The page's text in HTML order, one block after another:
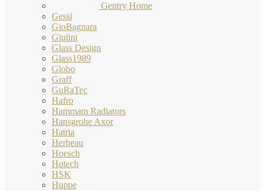
Gentry Home
Gessi
GioBagnara
Giulini
Glass Design
Glass1989
Globo
Graff
GuRaTec
Hafro
Hammam Radiators
Hansgrohe Axor
Hatria
Herbeau
Hoesch
Hotech
HSK
Huppe